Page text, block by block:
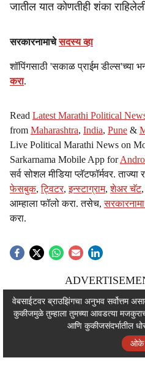
जातील यात कोणतीही शंका
सरकारनामाचेसदस्य व्हा
शॉपिंगसाठी 'सकाळ प्राईम डील्स'च्या
करा.
Read Latest Marathi Political
from Maharashtra, India, Pune &
Live Political Marathi News on
Sarkarnama Mobile App for
सर्व सोशल मीडिया प्लॅटफॉर्मवर. ताज्या
फेसबुक,ट्विटर,इन्स्टाग्राम,शेअर चॅट
आम्हाला फॉलो करा. तसेच,
करा.
वेबसाईटवर ब्राउझिंगचा अनुभव सर्वोत्तम
कुकीजमुळे तुम्हाला तुमच्या आवडत्या
आणि कुकीजसंदर्भातील
ओके